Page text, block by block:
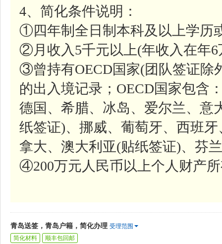
4、简化条件说明：
①四年制全日制本科及以上学历
②月收入5千元以上(年收入在年
③曾持有OECD国家(团队签证除
的出入境记录；OECD国家包含
德国、希腊、冰岛、爱尔兰、意
纸签证)、挪威、葡萄牙、西班
拿大、澳大利亚(贴纸签证)、芬
④200万元人民币以上个人财产
青岛送签，青岛户籍，简化办理 受理范围
简化材料
顺丰包回邮